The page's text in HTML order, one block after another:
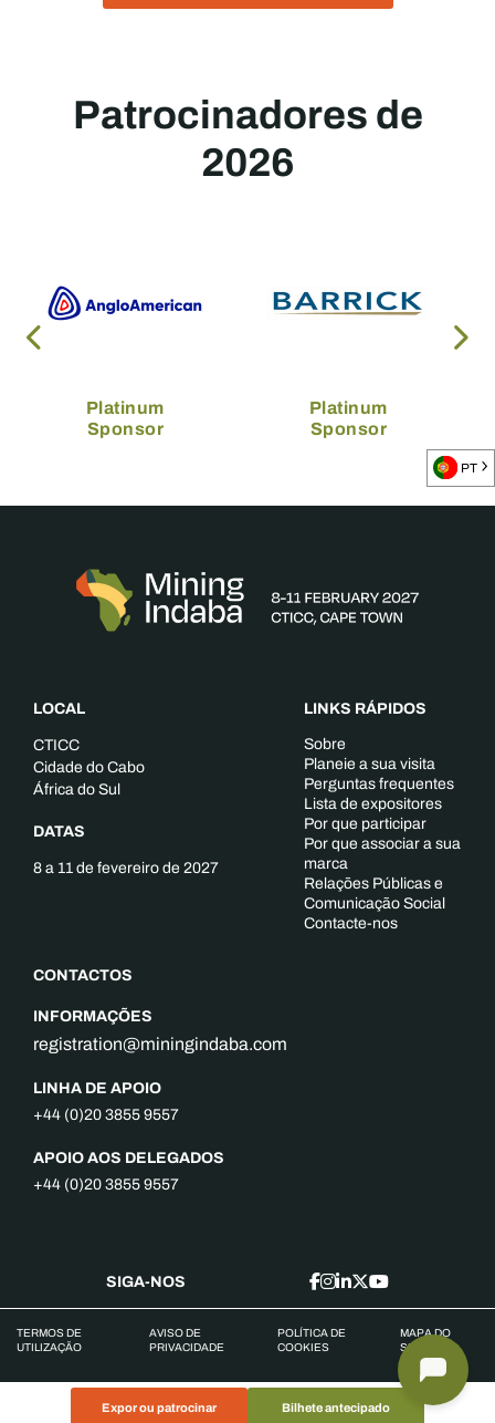
Expor ou patrocinar Bilhete antecipado
Patrocinadores de
2026
Platinum
Sponsor
Platinum
Sponsor
LOCAL
CTICC
Cidade do Cabo
África do Sul
DATAS
8 a 11 de fevereiro de 2027
CONTACTOS
INFORMAÇÕES
registration@miningindaba.com
LINHA DE APOIO
+44 (0)20 3855 9557
APOIO AOS DELEGADOS
+44 (0)20 3855 9557
LINKS RÁPIDOS
Sobre
Planeie a sua visita
Perguntas frequentes
Lista de expositores
Por que participar
Por que associar a sua
marca
Relações Públicas e
Comunicação Social
Contacte-nos
SIGA-NOS
TERMOS DE
UTILIZAÇÃO
AVISO DE
PRIVACIDADE
POLÍTICA DE
COOKIES
MAPA DO
SITE
PT